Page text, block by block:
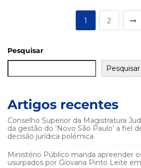
1 2
Pesquisar
Pesquisar
Artigos recentes
Conselho Superior da Magistratura
da gestão do ‘Novo São Paulo’ a fiel
decisão jurídica polémica
Ministério Público manda apreender
usurpados por Giovana Pinto Leite